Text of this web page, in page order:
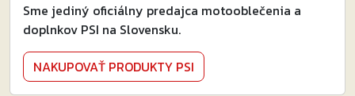
Sme jediný oficiálny predajca motooblečenia a
doplnkov PSI na Slovensku.
NAKUPOVAŤ PRODUKTY PSI